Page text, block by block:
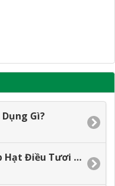
Dụng Gì?
Chuyên Cung Cấp Hạt Điều Tươi Gía Tận Xưởng.